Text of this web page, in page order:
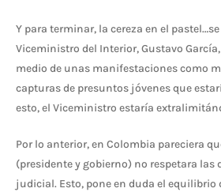
Y para terminar, la cereza en el
Viceministro del Interior, Gustavo
medio de unas manifestaciones como
capturas de presuntos jóvenes que
esto, el Viceministro estaría
Por lo anterior, en Colombia pareciera
(presidente y gobierno) no respetara las
judicial. Esto, pone en duda el equilibrio